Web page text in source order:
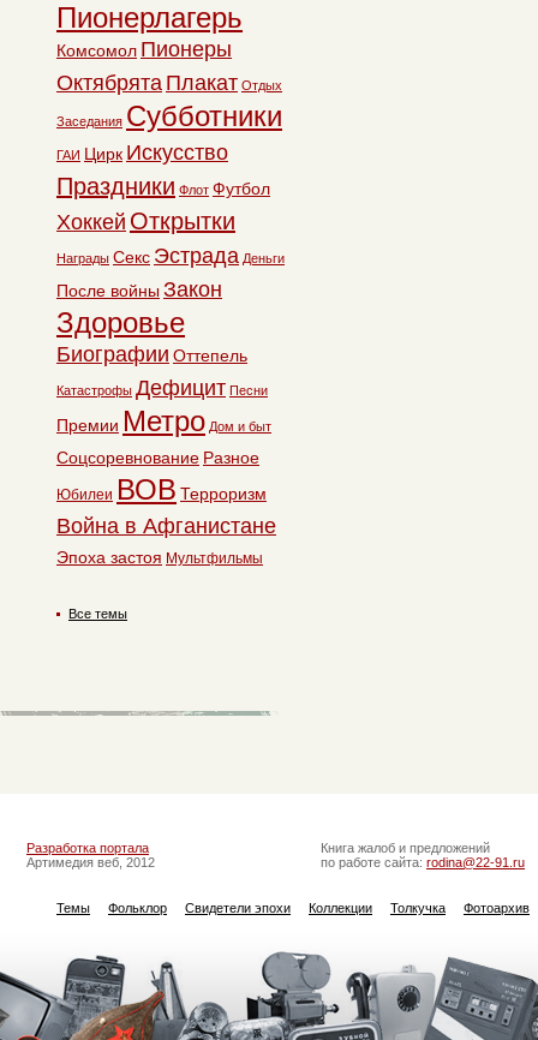
Пионерлагерь
Комсомол Пионеры
Октябрята Плакат Отдых
Заседания Субботники
ГАИ Цирк Искусство
Праздники Флот Футбол
Хоккей Открытки
Награды Секс Эстрада Деньги
После войны Закон
Здоровье
Биографии Оттепель
Катастрофы Дефицит Песни
Премии Метро Дом и быт
Соцсоревнование Разное
Юбилеи ВОВ Терроризм
Война в Афганистане
Эпоха застоя Мультфильмы
Все темы
Разработка портала
Артимедия веб, 2012
Книга жалоб и предложений
по работе сайта: rodina@22-91.ru
Темы Фольклор Свидетели эпохи Коллекции Толкучка Фотоархив